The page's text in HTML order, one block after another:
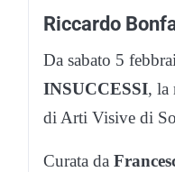
Riccardo
Da sabato 5
INSUCCESSI, la
di Arti Visive di
Curata da